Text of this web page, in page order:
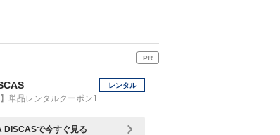
PR
】単品レンタルクーポン1
レンタル
DISCASで今すぐ見る